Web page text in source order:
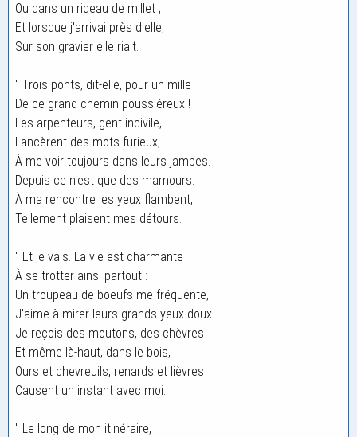
Ou dans un rideau de millet ;
Et lorsque j'arrivai près d'elle,
Sur son gravier elle riait.
" Trois ponts, dit-elle, pour un mille
De ce grand chemin poussiéreux !
Les arpenteurs, gent incivile,
Lancèrent des mots furieux,
À me voir toujours dans leurs jambes.
Depuis ce n'est que des mamours.
À ma rencontre les yeux flambent,
Tellement plaisent mes détours.
" Et je vais. La vie est charmante
À se trotter ainsi partout :
Un troupeau de boeufs me fréquente,
J'aime à mirer leurs grands yeux doux.
Je reçois des moutons, des chèvres
Et même là-haut, dans le bois,
Ours et chevreuils, renards et lièvres
Causent un instant avec moi.
" Le long de mon itinéraire,